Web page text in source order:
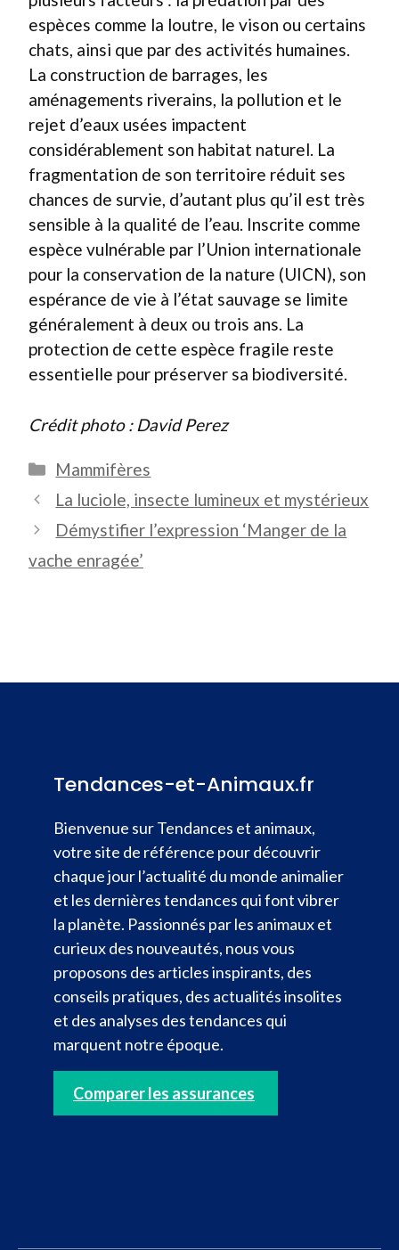
espèces comme la loutre, le vison ou certains
chats, ainsi que par des activités humaines.
La construction de barrages, les
aménagements riverains, la pollution et le
rejet d’eaux usées impactent
considérablement son habitat naturel. La
fragmentation de son territoire réduit ses
chances de survie, d’autant plus qu’il est très
sensible à la qualité de l’eau. Inscrite comme
espèce vulnérable par l’Union internationale
pour la conservation de la nature (UICN), son
espérance de vie à l’état sauvage se limite
généralement à deux ou trois ans. La
protection de cette espèce fragile reste
essentielle pour préserver sa biodiversité.
Crédit photo : David Perez
Catégories
Mammifères
La luciole, insecte lumineux et mystérieux
Démystifier l’expression ‘Manger de la
vache enragée’
Tendances-et-Animaux.fr
Bienvenue sur Tendances et animaux,
votre site de référence pour découvrir
chaque jour l’actualité du monde animalier
et les dernières tendances qui font vibrer
la planète. Passionnés par les animaux et
curieux des nouveautés, nous vous
proposons des articles inspirants, des
conseils pratiques, des actualités insolites
et des analyses des tendances qui
marquent notre époque.
Comparer les assurances